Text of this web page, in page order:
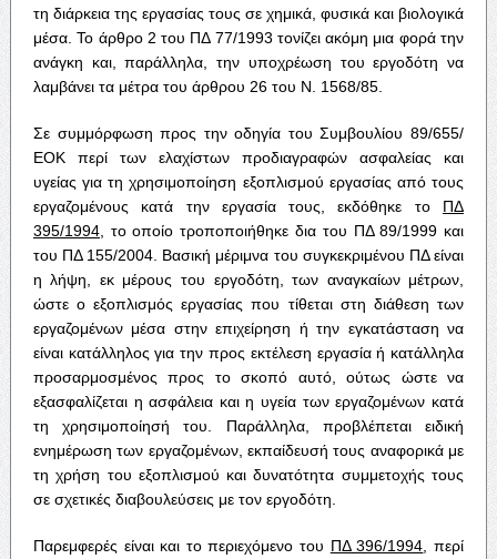
τη διάρκεια της εργασίας τους σε χημικά, φυσικά και βιολογικά
μέσα. Το άρθρο 2 του ΠΔ 77/1993 τονίζει ακόμη μια φορά την
ανάγκη και, παράλληλα, την υποχρέωση του εργοδότη να
λαμβάνει τα μέτρα του άρθρου 26 του Ν. 1568/85.
Σε συμμόρφωση προς την οδηγία του Συμβουλίου 89/655/
ΕΟΚ περί των ελαχίστων προδιαγραφών ασφαλείας και
υγείας για τη χρησιμοποίηση εξοπλισμού εργασίας από τους
εργαζομένους κατά την εργασία τους, εκδόθηκε το ΠΔ
395/1994, το οποίο τροποποιήθηκε δια του ΠΔ 89/1999 και
του ΠΔ 155/2004. Βασική μέριμνα του συγκεκριμένου ΠΔ είναι
η λήψη, εκ μέρους του εργοδότη, των αναγκαίων μέτρων,
ώστε ο εξοπλισμός εργασίας που τίθεται στη διάθεση των
εργαζομένων μέσα στην επιχείρηση ή την εγκατάσταση να
είναι κατάλληλος για την προς εκτέλεση εργασία ή κατάλληλα
προσαρμοσμένος προς το σκοπό αυτό, ούτως ώστε να
εξασφαλίζεται η ασφάλεια και η υγεία των εργαζομένων κατά
τη χρησιμοποίησή του. Παράλληλα, προβλέπεται ειδική
ενημέρωση των εργαζομένων, εκπαίδευσή τους αναφορικά με
τη χρήση του εξοπλισμού και δυνατότητα συμμετοχής τους
σε σχετικές διαβουλεύσεις με τον εργοδότη.
Παρεμφερές είναι και το περιεχόμενο του ΠΔ 396/1994 , περί